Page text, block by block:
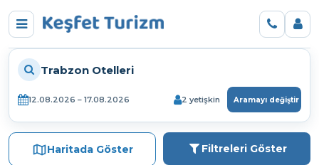
Trabzon Otelleri
12.08.2026 – 17.08.2026 2 yetişkin Aramayı değiştir
Haritada Göster Filtreleri Göster